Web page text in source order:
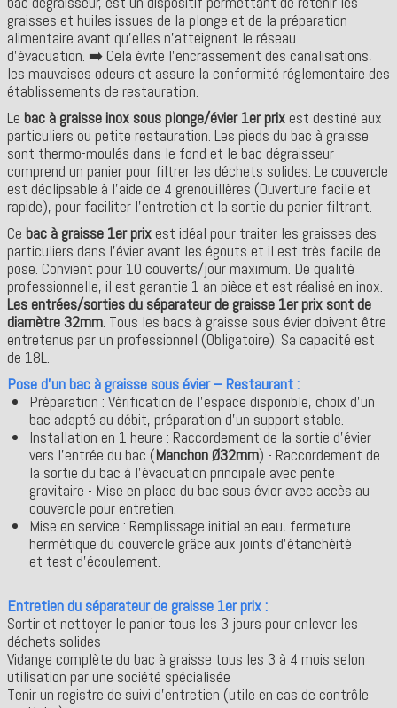
graisses et huiles issues de la plonge et de la préparation
alimentaire avant qu’elles n’atteignent le réseau
d’évacuation. ➡️ Cela évite l’encrassement des canalisations,
les mauvaises odeurs et assure la conformité réglementaire des
établissements de restauration.
Le bac à graisse inox sous plonge/évier 1er prix est destiné aux
particuliers ou petite restauration. Les pieds du bac à graisse
sont thermo-moulés dans le fond et le bac dégraisseur
comprend un panier pour filtrer les déchets solides. Le couvercle
est déclipsable à l'aide de 4 grenouillères (Ouverture facile et
rapide), pour faciliter l'entretien et la sortie du panier filtrant.
Ce bac à graisse 1er prix est idéal pour traiter les graisses des
particuliers dans l'évier avant les égouts et il est très facile de
pose. Convient pour 10 couverts/jour maximum. De qualité
professionnelle, il est garantie 1 an pièce et est réalisé en inox.
Les entrées/sorties du séparateur de graisse 1er prix sont de
diamètre 32mm. Tous les bacs à graisse sous évier doivent être
entretenus par un professionnel (Obligatoire). Sa capacité est
de 18L.
Pose d’un bac à graisse sous évier – Restaurant :
Préparation : Vérification de l’espace disponible, choix d’un
bac adapté au débit, préparation d’un support stable.
Installation en 1 heure : Raccordement de la sortie d’évier
vers l’entrée du bac (Manchon Ø32mm) - Raccordement de
la sortie du bac à l’évacuation principale avec pente
gravitaire - Mise en place du bac sous évier avec accès au
couvercle pour entretien.
Mise en service : Remplissage initial en eau, fermeture
hermétique du couvercle grâce aux joints d'étanchéité
et test d’écoulement.
Entretien du séparateur de graisse 1er prix :
Sortir et nettoyer le panier tous les 3 jours pour enlever les
déchets solides
Vidange complète du bac à graisse tous les 3 à 4 mois selon
utilisation par une société spécialisée
Tenir un registre de suivi d’entretien (utile en cas de contrôle